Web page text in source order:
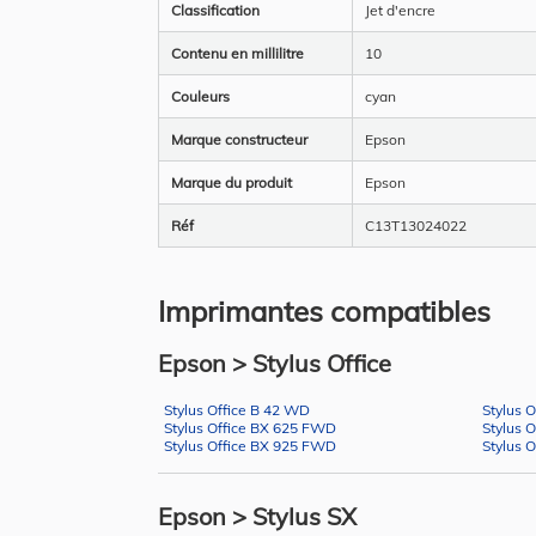
Classification Jet d'encre
Contenu en millilitre 10
Couleurs cyan
Marque constructeur Epson
Marque du produit Epson
Réf C13T13024022
Imprimantes compatibles
Epson > Stylus Office
Stylus Office B 42 WD
Stylus
Stylus Office BX 625 FWD
Stylus
Stylus Office BX 925 FWD
Stylus
Epson > Stylus SX